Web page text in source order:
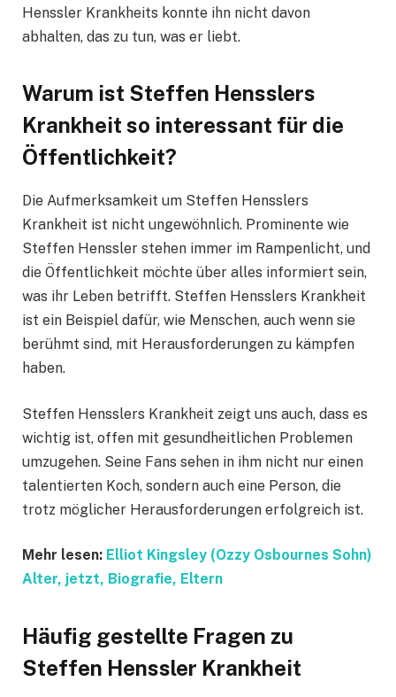
Henssler Krankheits konnte ihn nicht davon
abhalten, das zu tun, was er liebt.
Warum ist Steffen Hensslers
Krankheit so interessant für die
Öffentlichkeit?
Die Aufmerksamkeit um Steffen Hensslers
Krankheit ist nicht ungewöhnlich. Prominente wie
Steffen Henssler stehen immer im Rampenlicht, und
die Öffentlichkeit möchte über alles informiert sein,
was ihr Leben betrifft. Steffen Hensslers Krankheit
ist ein Beispiel dafür, wie Menschen, auch wenn sie
berühmt sind, mit Herausforderungen zu kämpfen
haben.
Steffen Hensslers Krankheit zeigt uns auch, dass es
wichtig ist, offen mit gesundheitlichen Problemen
umzugehen. Seine Fans sehen in ihm nicht nur einen
talentierten Koch, sondern auch eine Person, die
trotz möglicher Herausforderungen erfolgreich ist.
Mehr lesen: Elliot Kingsley (Ozzy Osbournes Sohn)
Alter, jetzt, Biografie, Eltern
Häufig gestellte Fragen zu
Steffen Henssler Krankheit